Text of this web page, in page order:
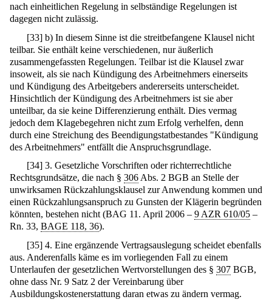
nach einheitlichen Regelung in selbständige Regelungen ist
dagegen nicht zulässig.
[33] b) In diesem Sinne ist die streitbefangene Klausel nicht
teilbar. Sie enthält keine verschiedenen, nur äußerlich
zusammengefassten Regelungen. Teilbar ist die Klausel zwar
insoweit, als sie nach Kündigung des Arbeitnehmers einerseits
und Kündigung des Arbeitgebers andererseits unterscheidet.
Hinsichtlich der Kündigung des Arbeitnehmers ist sie aber
unteilbar, da sie keine Differenzierung enthält. Dies vermag
jedoch dem Klagebegehren nicht zum Erfolg verhelfen, denn
durch eine Streichung des Beendigungstatbestandes "Kündigung
des Arbeitnehmers" entfällt die Anspruchsgrundlage.
[34] 3. Gesetzliche Vorschriften oder richterrechtliche
Rechtsgrundsätze, die nach § 306 Abs. 2 BGB an Stelle der
unwirksamen Rückzahlungsklausel zur Anwendung kommen und
einen Rückzahlungsanspruch zu Gunsten der Klägerin begründen
könnten, bestehen nicht (BAG 11. April 2006 – 9 AZR 610/05 –
Rn. 33, BAGE 118, 36).
[35] 4. Eine ergänzende Vertragsauslegung scheidet ebenfalls
aus. Anderenfalls käme es im vorliegenden Fall zu einem
Unterlaufen der gesetzlichen Wertvorstellungen des § 307 BGB,
ohne dass Nr. 9 Satz 2 der Vereinbarung über
Ausbildungskostenerstattung daran etwas zu ändern vermag.